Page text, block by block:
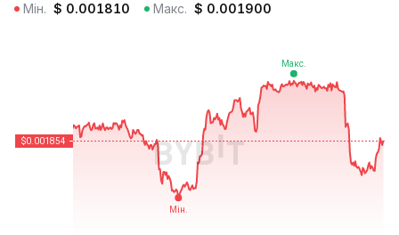
Мін. $ 0.001810 Макс. $ 0.001900